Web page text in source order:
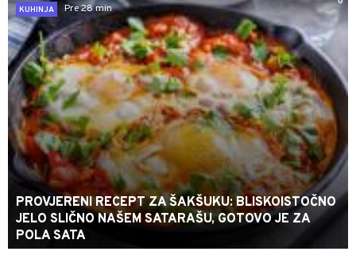
KUHINJA
Pre 28 min
PROVJERENI RECEPT ZA ŠAKŠUKU: BLISKOISTOČNO
JELO SLIČNO NAŠEM SATARAŠU, GOTOVO JE ZA
POLA SATA